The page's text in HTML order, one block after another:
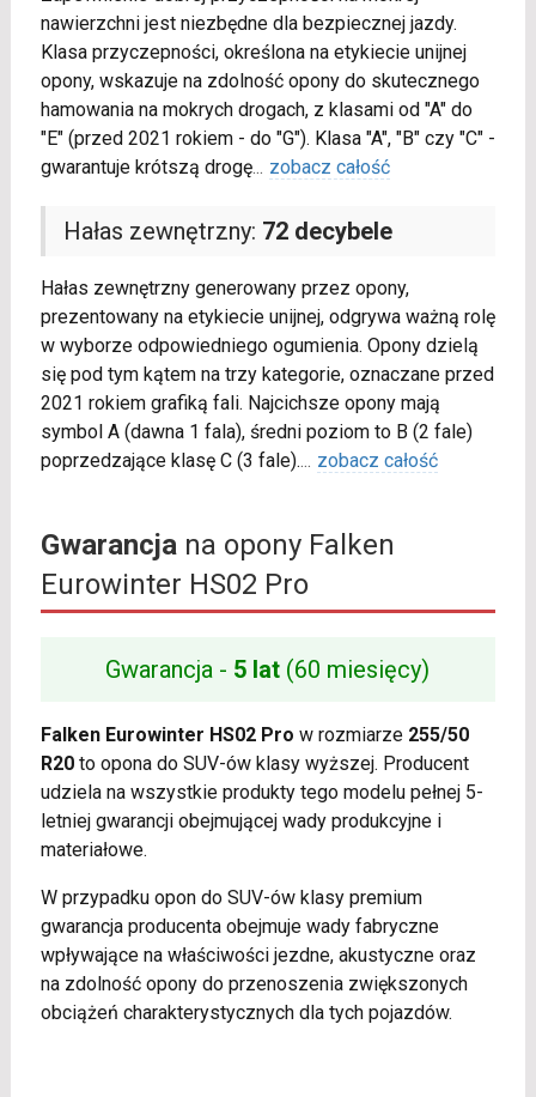
nawierzchni jest niezbędne dla bezpiecznej jazdy.
Klasa przyczepności, określona na etykiecie unijnej
opony, wskazuje na zdolność opony do skutecznego
hamowania na mokrych drogach, z klasami od "A" do
"E" (przed 2021 rokiem - do "G"). Klasa "A", "B" czy "C" -
gwarantuje krótszą drogę... zobacz całość
Hałas zewnętrzny: 72 decybele
Hałas zewnętrzny generowany przez opony,
prezentowany na etykiecie unijnej, odgrywa ważną rolę
w wyborze odpowiedniego ogumienia. Opony dzielą
się pod tym kątem na trzy kategorie, oznaczane przed
2021 rokiem grafiką fali. Najcichsze opony mają
symbol A (dawna 1 fala), średni poziom to B (2 fale)
poprzedzające klasę C (3 fale).... zobacz całość
Gwarancjana opony Falken
Eurowinter HS02 Pro
Gwarancja - 5 lat (60 miesięcy)
Falken Eurowinter HS02 Pro w rozmiarze 255/50
R20to opona do SUV-ów klasy wyższej. Producent
udziela na wszystkie produkty tego modelu pełnej 5-
letniej gwarancji obejmującej wady produkcyjne i
materiałowe.
W przypadku opon do SUV-ów klasy premium
gwarancja producenta obejmuje wady fabryczne
wpływające na właściwości jezdne, akustyczne oraz
na zdolność opony do przenoszenia zwiększonych
obciążeń charakterystycznych dla tych pojazdów.